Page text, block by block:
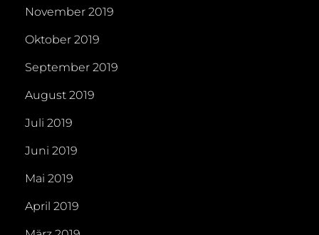
November 2019
Oktober 2019
September 2019
August 2019
Juli 2019
Juni 2019
Mai 2019
April 2019